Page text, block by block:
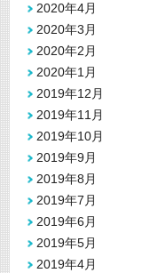
2020年4月
2020年3月
2020年2月
2020年1月
2019年12月
2019年11月
2019年10月
2019年9月
2019年8月
2019年7月
2019年6月
2019年5月
2019年4月